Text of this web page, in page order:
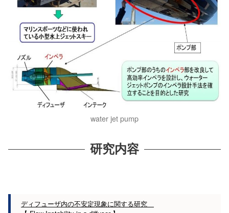
water jet pump
研究内容
ディフューザ内の不安定現象に関する研究